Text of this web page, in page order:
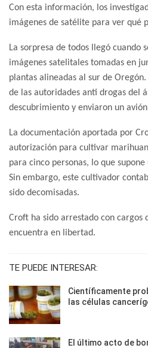
Con esta información, los
imágenes de satélite para ver qué
La sorpresa de todos llegó cuando
imágenes satelitales tomadas en
plantas alineadas al sur de
de las autoridades anti drogas del
descubrimiento y enviaron un
La documentación aportada por
autorización para cultivar
para cinco personas, lo que
Sin embargo, este cultivador
sido decomisadas.
Croft ha sido arrestado con cargos
encuentra en libertad.
TE PUEDE INTERESAR:
Científicamente
las células
El último acto de